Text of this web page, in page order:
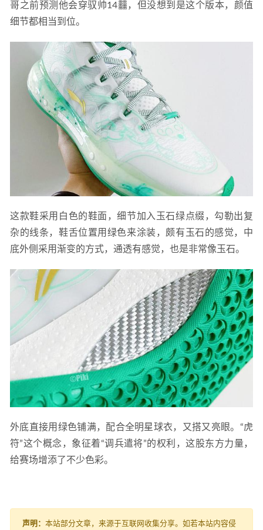
哥之前预测他会穿驭帅14䨻，但没想到是这个版本，颜值
细节都相当到位。
这款鞋采用白色的鞋面，细节加入玉石绿点缀，勾勒出复
杂的线条，鞋舌位置用绿色来涂装，颇有玉石的感觉，中
底外侧采用渐变的方式，通透有感觉，也是非常像玉石。
外底直接用绿色铺满，配合全明星球衣，又搭又亮眼。“虎
符”这个概念，象征着“调兵遣将”的权利，这股东方力量，
给赛场增添了不少色彩。
声明： 本站部分文章，来源于互联网收集分享。如若本站内容侵